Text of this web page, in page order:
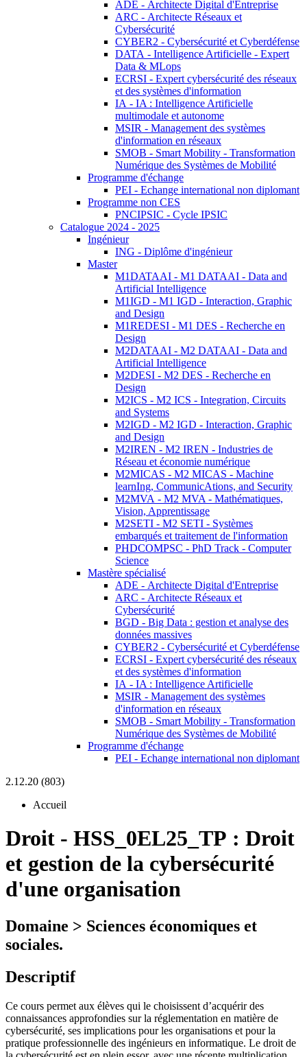
ADE - Architecte Digital d'Entreprise
ARC - Architecte Réseaux et
Cybersécurité
CYBER2 - Cybersécurité et Cyberdéfense
DATA - Intelligence Artificielle - Expert
Data & MLops
ECRSI - Expert cybersécurité des réseaux
et des systèmes d'information
IA - IA : Intelligence Artificielle
multimodale et autonome
MSIR - Management des systèmes
d'information en réseaux
SMOB - Smart Mobility - Transformation
Numérique des Systèmes de Mobilité
Programme d'échange
PEI - Echange international non diplomant
Programme non CES
PNCIPSIC - Cycle IPSIC
Catalogue 2024 - 2025
Ingénieur
ING - Diplôme d'ingénieur
Master
M1DATAAI - M1 DATAAI - Data and
Artificial Intelligence
M1IGD - M1 IGD - Interaction, Graphic
and Design
M1REDESI - M1 DES - Recherche en
Design
M2DATAAI - M2 DATAAI - Data and
Artificial Intelligence
M2DESI - M2 DES - Recherche en
Design
M2ICS - M2 ICS - Integration, Circuits
and Systems
M2IGD - M2 IGD - Interaction, Graphic
and Design
M2IREN - M2 IREN - Industries de
Réseau et économie numérique
M2MICAS - M2 MICAS - Machine
learnIng, CommunicAtions, and Security
M2MVA - M2 MVA - Mathématiques,
Vision, Apprentissage
M2SETI - M2 SETI - Systèmes
embarqués et traitement de l'information
PHDCOMPSC - PhD Track - Computer
Science
Mastère spécialisé
ADE - Architecte Digital d'Entreprise
ARC - Architecte Réseaux et
Cybersécurité
BGD - Big Data : gestion et analyse des
données massives
CYBER2 - Cybersécurité et Cyberdéfense
ECRSI - Expert cybersécurité des réseaux
et des systèmes d'information
IA - IA : Intelligence Artificielle
MSIR - Management des systèmes
d'information en réseaux
SMOB - Smart Mobility - Transformation
Numérique des Systèmes de Mobilité
Programme d'échange
PEI - Echange international non diplomant
2.12.20 (803)
Accueil
Droit - HSS_0EL25_TP : Droit
et gestion de la cybersécurité
d'une organisation
Domaine > Sciences économiques et
sociales.
Descriptif
Ce cours permet aux élèves qui le choisissent d’acquérir des
connaissances approfondies sur la réglementation en matière de
cybersécurité, ses implications pour les organisations et pour la
pratique professionnelle des ingénieurs en informatique. Le droit de